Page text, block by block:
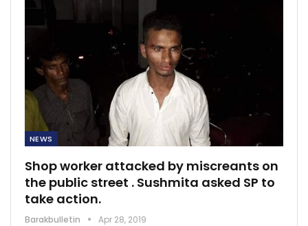
NEWS
Shop worker attacked by miscreants on
the public street . Sushmita asked SP to
take action.
Barakbulletin Apr 28, 2019